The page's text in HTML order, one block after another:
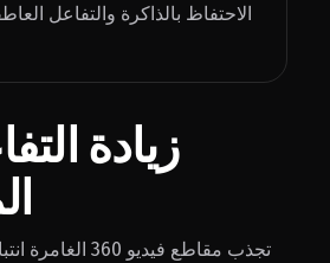
الاحتفاظ بالذاكرة والتفاعل
زيادة
تجذب مقاطع